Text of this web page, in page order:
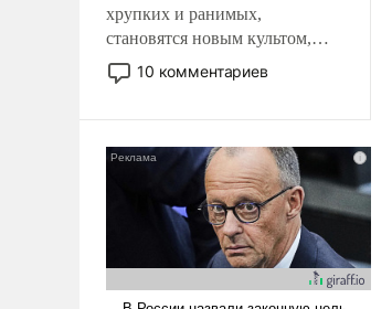
хрупких и ранимых,
становятся новым культом,
постепенно вытесняя и
отменяя традиционное
ударами судьбы, брать на себя
ответственность, помогать
слабым, идти вперед и
адаптироваться.
10 комментариев